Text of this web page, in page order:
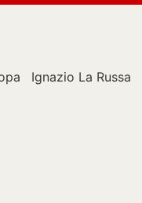
Ignazio La Russa